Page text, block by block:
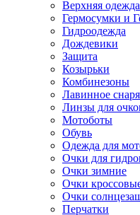
Верхняя одежда
Гермосумки и
Гидроодежда
Дождевики
Защита
Козырьки
Комбинезоны
Лавинное
Линзы для
Мотоботы
Обувь
Одежда для
Очки для
Очки зимние
Очки
Очки
Перчатки